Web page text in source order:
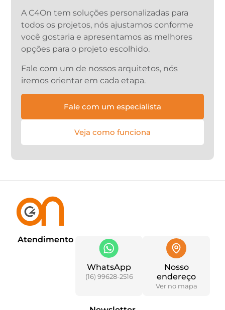
A C4On tem soluções personalizadas para
todos os projetos, nós ajustamos conforme
você gostaria e apresentamos as melhores
opções para o projeto escolhido.
Fale com um de nossos arquitetos, nós
iremos orientar em cada etapa.
Fale com um especialista
Veja como funciona
Atendimento
WhatsApp
(16) 99628-2516
Nosso
endereço
Ver no mapa